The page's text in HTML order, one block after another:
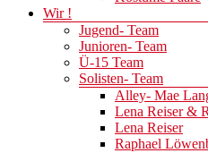
Wir !
Jugend- Team
Junioren- Team
Ü-15 Team
Solisten- Team
Alley- Mae
Lena Reiser &
Lena Reiser
Raphael